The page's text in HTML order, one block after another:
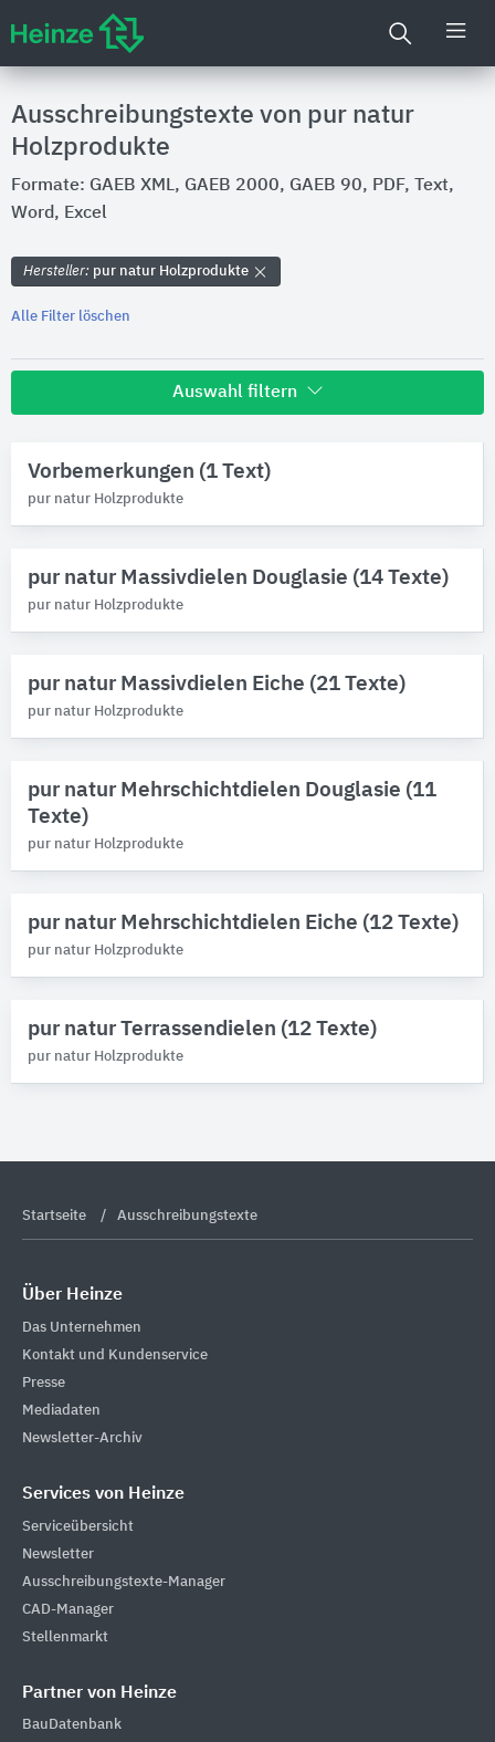
Ausschreibungstexte von pur natur
Holzprodukte
Formate: GAEB XML, GAEB 2000, GAEB 90, PDF, Text,
Word, Excel
Hersteller: pur natur Holzprodukte
Alle Filter löschen
Auswahl filtern
pur natur Holzprodukte
Produktkategorie
Vorbemerkungen (1 Text)
pur natur Holzprodukte
pur natur Massivdielen Douglasie (14 Texte)
pur natur Holzprodukte
pur natur Massivdielen Eiche (21 Texte)
pur natur Holzprodukte
pur natur Mehrschichtdielen Douglasie (11
Texte)
pur natur Holzprodukte
pur natur Mehrschichtdielen Eiche (12 Texte)
pur natur Holzprodukte
pur natur Terrassendielen (12 Texte)
pur natur Holzprodukte
Startseite Ausschreibungstexte
Über Heinze
Das Unternehmen
Kontakt und Kundenservice
Presse
Mediadaten
Newsletter-Archiv
Services von Heinze
Serviceübersicht
Newsletter
Ausschreibungstexte-Manager
CAD-Manager
Stellenmarkt
Partner von Heinze
BauDatenbank